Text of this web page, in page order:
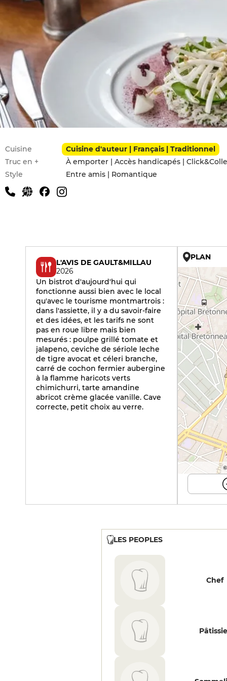
Infos pratiques
Cuisine
Cuisine d'auteur | Français | Traditionnel
Truc en +
À emporter | Accès handicapés |
Style
Entre amis | Romantique
L'AVIS DE GAULT&MILLAU
2026
Un bistrot d'aujourd'hui qui
fonctionne aussi bien avec le local
qu'avec le tourisme montmartrois :
dans l'assiette, il y a du savoir-faire
et des idées, et les tarifs ne sont
pas en roue libre mais bien
mesurés : poulpe grillé tomate et
jalapeno, ceviche de sériole leche
de tigre avocat et céleri branche,
carré de cochon fermier aubergine
à la flamme haricots verts
chimichurri, tarte amandine
abricot crème glacée vanille. Cave
correcte, petit choix au verre.
PLAN
LES PEOPLES
Chef